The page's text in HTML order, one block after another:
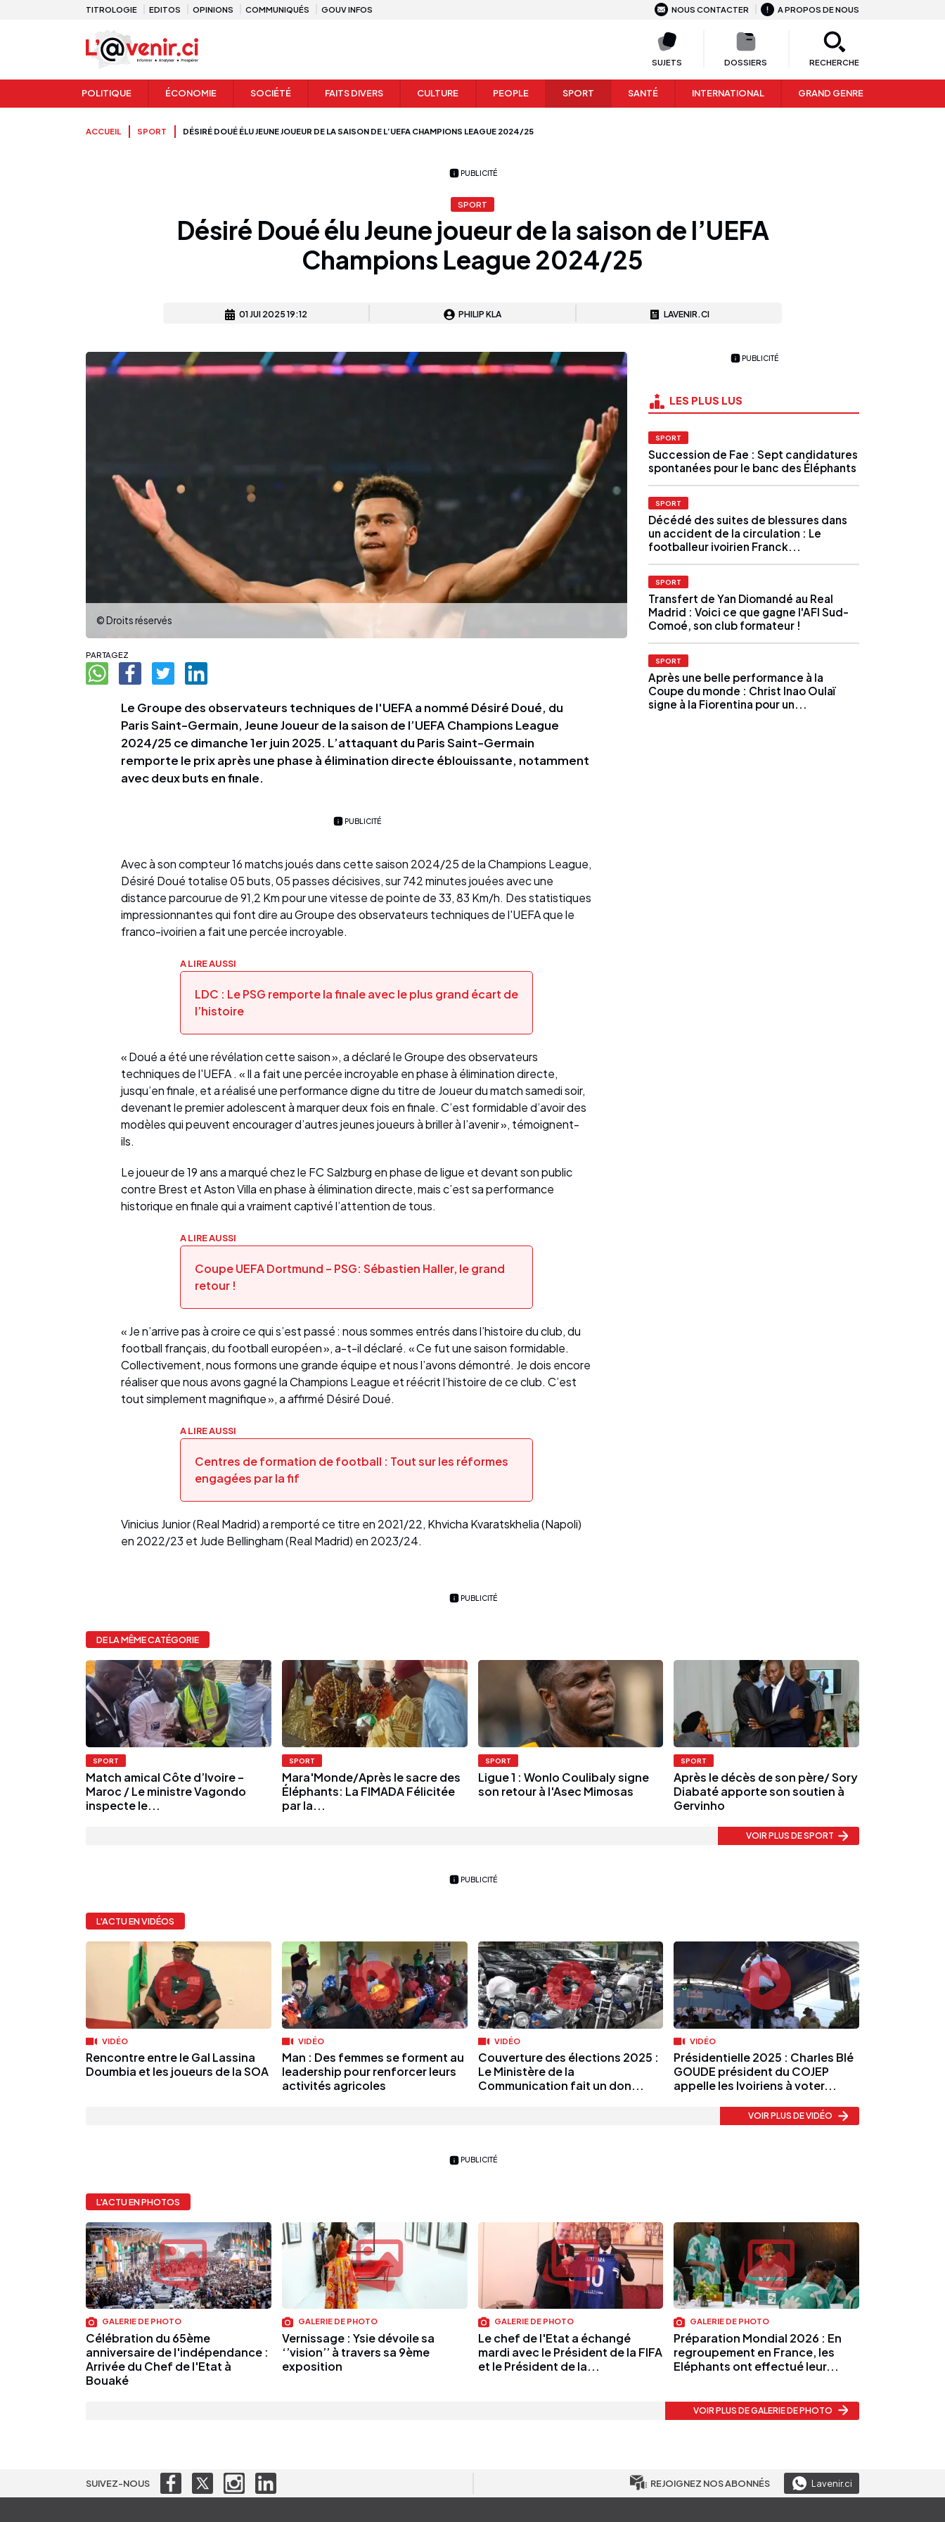
TITROLOGIE EDITOS OPINIONS COMMUNIQUÉS GOUV INFOS NOUS CONTACTER A PROPOS DE NOUS
SUJETS DOSSIERS RECHERCHE
POLITIQUE ÉCONOMIE SOCIÉTÉ FAITS DIVERS CULTURE PEOPLE SPORT SANTÉ INTERNATIONAL GRAND GENRE
ACCUEIL SPORT DÉSIRÉ DOUÉ ÉLU JEUNE JOUEUR DE LA SAISON DE L’UEFA CHAMPIONS LEAGUE 2024/25
PUBLICITÉ
SPORT
Désiré Doué élu Jeune joueur de la saison de l’UEFA
Champions League 2024/25
01 JUI 2025 19:12 PHILIP KLA LAVENIR.CI
© Droits réservés
PARTAGEZ
Le Groupe des observateurs techniques de l'UEFA a nommé Désiré Doué, du
Paris Saint-Germain, Jeune Joueur de la saison de l’UEFA Champions League
2024/25 ce dimanche 1er juin 2025. L’attaquant du Paris Saint-Germain
remporte le prix après une phase à élimination directe éblouissante, notamment
avec deux buts en finale.
PUBLICITÉ
Avec à son compteur 16 matchs joués dans cette saison 2024/25 de la Champions League,
Désiré Doué totalise 05 buts, 05 passes décisives, sur 742 minutes jouées avec une
distance parcourue de 91,2 Km pour une vitesse de pointe de 33, 83 Km/h. Des statistiques
impressionnantes qui font dire au Groupe des observateurs techniques de l'UEFA que le
franco-ivoirien a fait une percée incroyable.
A LIRE AUSSI
LDC : Le PSG remporte la finale avec le plus grand écart de
l’histoire
« Doué a été une révélation cette saison », a déclaré le Groupe des observateurs
techniques de l'UEFA . « Il a fait une percée incroyable en phase à élimination directe,
jusqu’en finale, et a réalisé une performance digne du titre de Joueur du match samedi soir,
devenant le premier adolescent à marquer deux fois en finale. C’est formidable d’avoir des
modèles qui peuvent encourager d’autres jeunes joueurs à briller à l’avenir », témoignent-
ils.
Le joueur de 19 ans a marqué chez le FC Salzburg en phase de ligue et devant son public
contre Brest et Aston Villa en phase à élimination directe, mais c’est sa performance
historique en finale qui a vraiment captivé l’attention de tous.
A LIRE AUSSI
Coupe UEFA Dortmund – PSG: Sébastien Haller, le grand
retour !
« Je n’arrive pas à croire ce qui s’est passé : nous sommes entrés dans l’histoire du club, du
football français, du football européen », a-t-il déclaré. « Ce fut une saison formidable.
Collectivement, nous formons une grande équipe et nous l’avons démontré. Je dois encore
réaliser que nous avons gagné la Champions League et réécrit l’histoire de ce club. C’est
tout simplement magnifique », a affirmé Désiré Doué.
A LIRE AUSSI
Centres de formation de football : Tout sur les réformes
engagées par la fif
Vinicius Junior (Real Madrid) a remporté ce titre en 2021/22, Khvicha Kvaratskhelia (Napoli)
en 2022/23 et Jude Bellingham (Real Madrid) en 2023/24.
PUBLICITÉ
LES PLUS LUS
SPORT
Succession de Fae : Sept candidatures
spontanées pour le banc des Éléphants
SPORT
Décédé des suites de blessures dans
un accident de la circulation : Le
footballeur ivoirien Franck...
SPORT
Transfert de Yan Diomandé au Real
Madrid : Voici ce que gagne l'AFI Sud-
Comoé, son club formateur !
SPORT
Après une belle performance à la
Coupe du monde : Christ Inao Oulaï
signe à la Fiorentina pour un...
PUBLICITÉ
DE LA MÊME CATÉGORIE
SPORT
Match amical Côte d’Ivoire –
Maroc / Le ministre Vagondo
inspecte le...
SPORT
Mara'Monde/Après le sacre des
Éléphants: La FIMADA Félicitée
par la...
SPORT
Ligue 1 : Wonlo Coulibaly signe
son retour à l'Asec Mimosas
SPORT
Après le décès de son père/ Sory
Diabaté apporte son soutien à
Gervinho
VOIR PLUS DE SPORT
PUBLICITÉ
L'ACTU EN VIDÉOS
VIDÉO
Rencontre entre le Gal Lassina
Doumbia et les joueurs de la SOA
VIDÉO
Man : Des femmes se forment au
leadership pour renforcer leurs
activités agricoles
VIDÉO
Couverture des élections 2025 :
Le Ministère de la
Communication fait un don...
VIDÉO
Présidentielle 2025 : Charles Blé
GOUDE président du COJEP
appelle les Ivoiriens à voter...
VOIR PLUS DE VIDÉO
PUBLICITÉ
L'ACTU EN PHOTOS
GALERIE DE PHOTO
Célébration du 65ème
anniversaire de l'indépendance :
Arrivée du Chef de l'Etat à
Bouaké
GALERIE DE PHOTO
Vernissage : Ysie dévoile sa
‘’vision’’ à travers sa 9ème
exposition
GALERIE DE PHOTO
Le chef de l'Etat a échangé
mardi avec le Président de la FIFA
et le Président de la...
GALERIE DE PHOTO
Préparation Mondial 2026 : En
regroupement en France, les
Eléphants ont effectué leur...
VOIR PLUS DE GALERIE DE PHOTO
SUIVEZ-NOUS REJOIGNEZ NOS ABONNÉS Lavenir.ci